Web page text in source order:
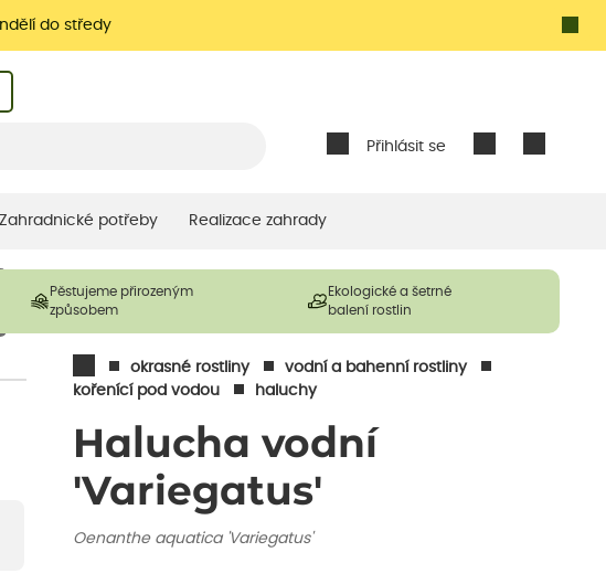
do středy
Přihlásit se
Zahradnické potřeby Realizace zahrady
Pěstujeme přirozeným
způsobem
Ekologické a šetrné
balení rostlin
okrasné rostliny
vodní a bahenní rostliny
kořenící pod vodou
haluchy
Halucha vodní
'Variegatus'
Oenanthe aquatica 'Variegatus'